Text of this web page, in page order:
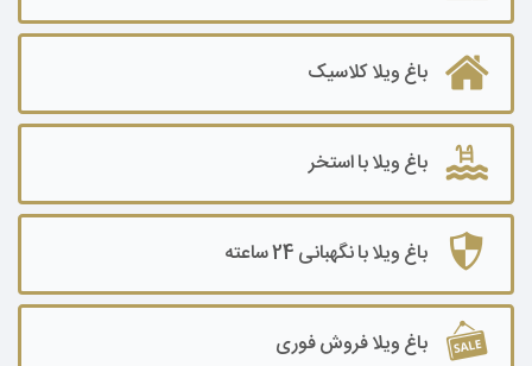
باغ ویلا ۲۰۰۰ تا ۳۰۰۰ متر
باغ ویلا۳۰۰۰ تا ۵۰۰۰ متر
باغ ویلا ۵۰۰۰ تا ۷۰۰۰ متر
باغ ویلا ۷۰۰۰ تا ۱۰۰۰۰ متر
باغ ویلا ۱۰۰۰۰ متر به بالا
باغ ویلا کلاسیک
باغ ویلا با استخر
باغ ویلا با نگهبانی 24 ساعته
باغ ویلا فروش فوری